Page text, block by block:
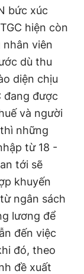
bức xúc
hiện còn
viên
dù thu
diện chịu
đang được
và người
những
từ 18 -
tới sẽ
khuyến
ngân sách
lương để
đến việc
đó, theo
đề xuất